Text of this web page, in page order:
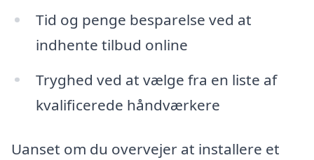
Tid og penge besparelse ved at
indhente tilbud online
Tryghed ved at vælge fra en liste af
kvalificerede håndværkere
Uanset om du overvejer at installere et